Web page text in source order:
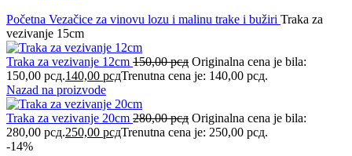
Početna Vezačice za vinovu lozu i malinu trake i bužiri Traka za
vezivanje 15cm
Traka za vezivanje 12cm 150,00рсд Originalna cena je bila:
150,00 рсд.140,00 рсдTrenutna cena je: 140,00 рсд.
Nazad na proizvode
Traka za vezivanje 20cm 280,00рсд Originalna cena je bila:
280,00 рсд.250,00 рсдTrenutna cena je: 250,00 рсд.
-14%